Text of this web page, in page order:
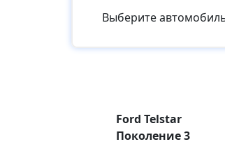
Выберите
Ford Telstar
Поколение 3